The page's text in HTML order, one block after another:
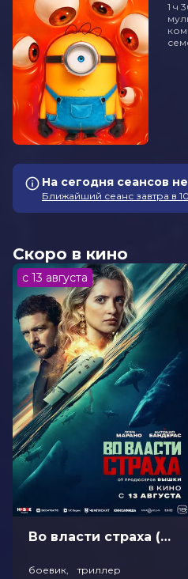
1 ч
На сегодня сеансов
Ближайший сеанс завтра в
Скоро в кино
с 13 августа
Во власти страха (18+)
боевик, триллер